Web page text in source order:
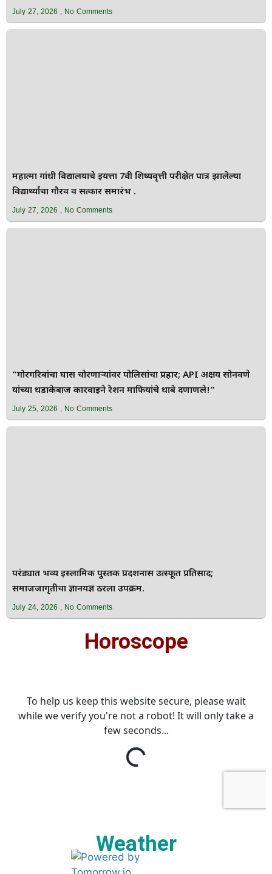
July 27, 2026 No Comments
महात्मा गांधी विद्यालयाचे इयत्ता 7वी शिष्यवृत्ती परीक्षेत पात्र झालेल्या
विद्यार्थ्यांचा गौरव व सत्कार समारंभ .
July 27, 2026 No Comments
“गोरगरिबांचा घास चोरणाऱ्यांवर पोलिसांचा प्रहार; API अक्षय सोनवणे
यांच्या धडाकेबाज कारवाईने रेशन माफियांचे धाबे दणाणले!”
July 25, 2026 No Comments
परंड्यात भव्य इस्लामिक पुस्तक प्रदर्शनास उत्स्फूर्त प्रतिसाद;
समाजजागृतीचा ज्ञानयज्ञ ठरला उपक्रम.
July 24, 2026 No Comments
Horoscope
Weather